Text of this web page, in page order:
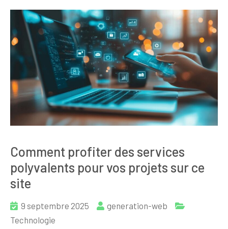
Comment profiter des services
polyvalents pour vos projets sur ce
site
9 septembre 2025
generation-web
Technologie